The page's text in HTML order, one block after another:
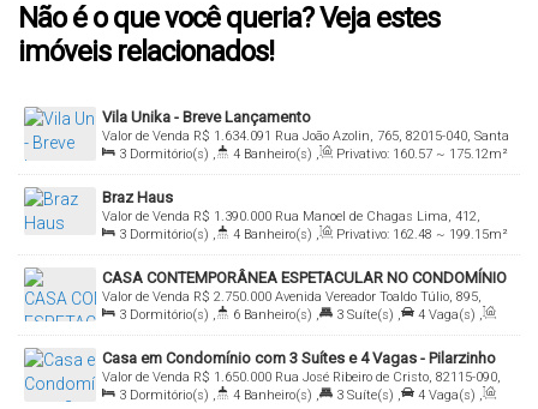
Não é o que você queria? Veja estes
imóveis relacionados!
Vila Unika - Breve Lançamento
R$ 1.634.091
Valor de Venda
Rua João Azolin, 765, 82015-040, Santa
Felicidade, Curitiba, Paraná, Brasil
3 Dormitório(s) , 4 Banheiro(s) , Privativo: 160.57 ~ 175.12m²
,
3 Suíte(s) , Total: 160.00m² , 2 Vaga(s) , Útil: 160.00m²
Braz Haus
R$ 1.390.000
Valor de Venda
Rua Manoel de Chagas Lima, 412,
82300-350, São Braz, Curitiba, Paraná, Brasil
3 Dormitório(s) , 4 Banheiro(s) , Privativo: 162.48 ~ 199.15m²
,
3 Suíte(s) , Total: 162.48m² , 2 Vaga(s) , Útil: 162.48~
199.15m²
CASA CONTEMPORÂNEA ESPETACULAR NO CONDOMÍNIO
GIARDINO DI LUCCA NO CORAÇÃO DE SANTA FELICIDADE
R$ 2.750.000
Valor de Venda
Avenida Vereador Toaldo Túlio, 895,
82320-010, Santa Felicidade, Curitiba, Paraná, Brasil
3 Dormitório(s) , 6 Banheiro(s) , 3 Suíte(s) , 4 Vaga(s) ,
Útil: 313.00m²
Casa em Condomínio com 3 Suítes e 4 Vagas - Pilarzinho
R$ 1.650.000
Valor de Venda
Rua José Ribeiro de Cristo, 82115-090,
Pilarzinho, Curitiba, Paraná, Brasil
3 Dormitório(s) , 4 Banheiro(s) , 3 Suíte(s) , 4 Vaga(s) ,